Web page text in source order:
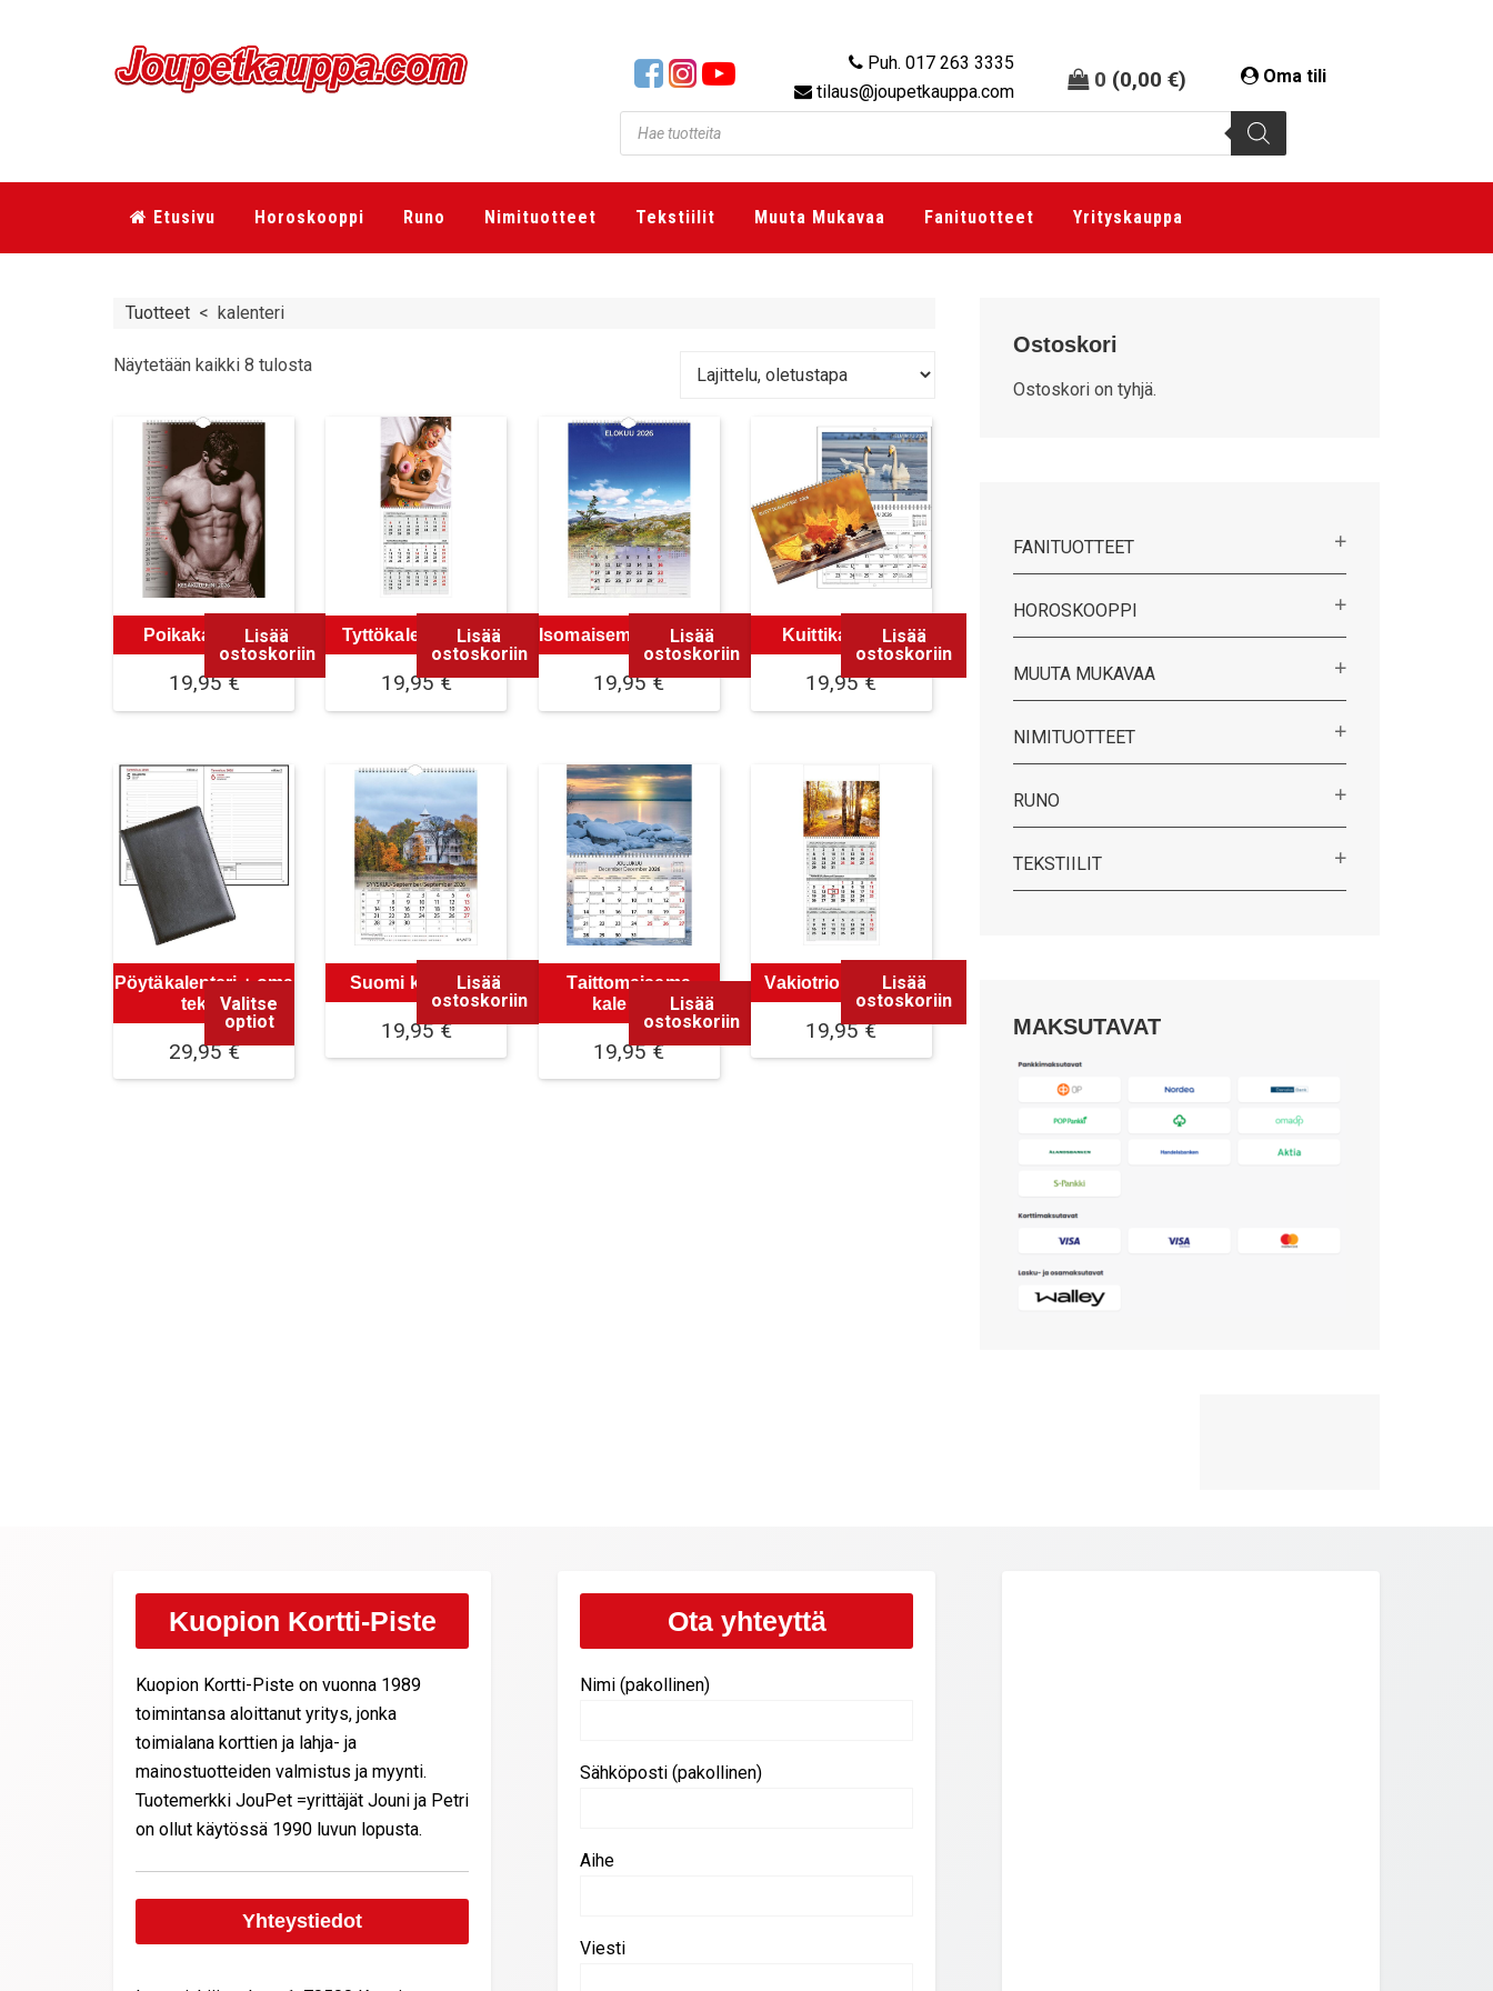
0 (0,00€)
Puh. 017 263 3335
tilaus@joupetkauppa.com
Oma tili
Etusivu Horoskooppi Runo Nimituotteet Tekstiilit Muuta Mukavaa Fanituotteet Yrityskauppa
Tuotteet < kalenteri
Näytetään kaikki 8 tulosta
Poikakalenteri
19,95€
Lisää
ostoskoriin
Tyttökalenteri trio
19,95€
Lisää
ostoskoriin
Isomaisema kalenteri
19,95€
Lisää
ostoskoriin
Kuittikalenteri
19,95€
Lisää
ostoskoriin
Pöytäkalenteri + oma
teksti
29,95€
Valitse
optiot
Suomi kalenteri
19,95€
Lisää
ostoskoriin
Taittomaisema
kalenteri
19,95€
Lisää
ostoskoriin
Vakiotrio kalenteri
19,95€
Lisää
ostoskoriin
Ostoskori
Ostoskori on tyhjä.
FANITUOTTEET
HOROSKOOPPI
MUUTA MUKAVAA
NIMITUOTTEET
RUNO
TEKSTIILIT
MAKSUTAVAT
Kuopion Kortti-Piste
Kuopion Kortti-Piste on vuonna 1989
toimintansa aloittanut yritys, jonka
toimialana korttien ja lahja- ja
mainostuotteiden valmistus ja myynti.
Tuotemerkki JouPet =yrittäjät Jouni ja Petri
on ollut käytössä 1990 luvun lopusta.
Yhteystiedot
Ota yhteyttä
Nimi (pakollinen)
Sähköposti (pakollinen)
Aihe
Viesti